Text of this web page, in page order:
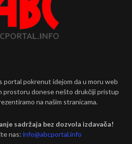
portal pokrenut idejom da u moru web
prostoru donese nešto drukčiji pristup
na našim stranicama.
sadržaja bez dozvola izdavača!
nas:info@abcportal.info